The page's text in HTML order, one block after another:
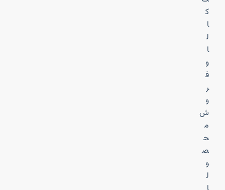
ک
ا
ل
ا
و
ف
ر
و
ش
م
ح
ص
و
ل